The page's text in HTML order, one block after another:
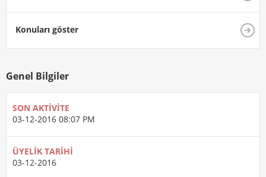
Konuları göster
Genel Bilgiler
SON AKTIVITE
03-12-2016 08:07 PM
ÜYELIK TARIHI
03-12-2016